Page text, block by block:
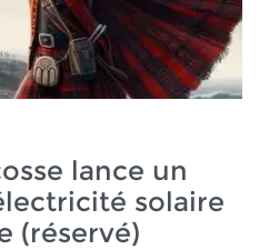
lance un
solaire
(réservé)